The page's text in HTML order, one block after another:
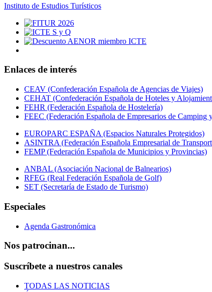
Instituto de Estudios Turísticos
Enlaces de interés
CEAV (Confederación Española de Agencias de Viajes)
CEHAT (Confederación Española de Hoteles y
FEHR (Federación Española de Hostelería)
FEEC (Federación Española de Empresarios de Camping
EUROPARC ESPAÑA (Espacios Naturales Protegidos)
ASINTRA (Federación Española Empresarial de
FEMP (Federación Española de Municipios y Provincias)
ANBAL (Asociación Nacional de Balnearios)
RFEG (Real Federación Española de Golf)
SET (Secretaría de Estado de Turismo)
Especiales
Agenda Gastronómica
Nos patrocinan...
Suscríbete a nuestros canales
TODAS LAS NOTICIAS